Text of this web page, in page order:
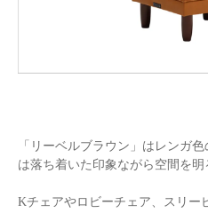
「リーベルブラウン」はレンガ
は落ち着いた印象ながら空間を明
Kチェアやロビーチェア、スリー